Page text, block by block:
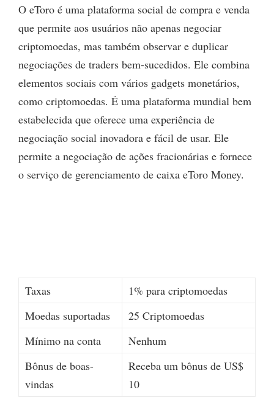
O eToro é uma plataforma social de compra e venda
que permite aos usuários não apenas negociar
criptomoedas, mas também observar e duplicar
negociações de traders bem-sucedidos. Ele combina
elementos sociais com vários gadgets monetários,
como criptomoedas. É uma plataforma mundial bem
estabelecida que oferece uma experiência de
negociação social inovadora e fácil de usar. Ele
permite a negociação de ações fracionárias e fornece
o serviço de gerenciamento de caixa eToro Money.
Taxas
1% para criptomoedas
Moedas suportadas
25 Criptomoedas
Mínimo na conta
Nenhum
Bônus de boas-
vindas
Receba um bônus de US$
10